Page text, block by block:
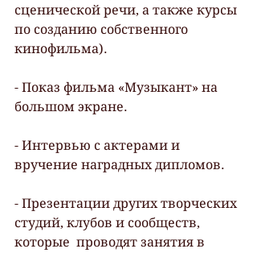
сценической речи, а также курсы
по созданию собственного
кинофильма).
- Показ фильма «Музыкант» на
большом экране.
- Интервью с актерами и
вручение наградных дипломов.
- Презентации других творческих
студий, клубов и сообществ,
которые  проводят занятия в